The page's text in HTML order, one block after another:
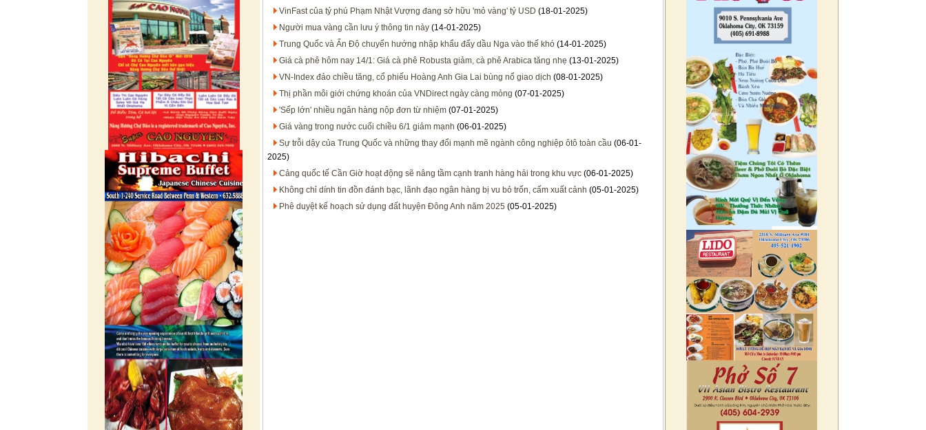
VinFast của tỷ phú Phạm Nhật Vượng đang sở hữu 'mỏ vàng' tỷ USD (18-01-2025)
Người mua vàng cần lưu ý thông tin này (14-01-2025)
Trung Quốc và Ấn Độ chuyển hướng nhập khẩu đẩy dầu Nga vào thế khó (14-01-2025)
Giá cà phê hôm nay 14/1: Giá cà phê Robusta giảm, cà phê Arabica tăng nhẹ (13-01-2025)
VN-Index đảo chiều tăng, cổ phiếu Hoàng Anh Gia Lai bùng nổ giao dịch (08-01-2025)
Thị phần môi giới chứng khoán của VNDirect ngày càng mỏng (07-01-2025)
'Sếp lớn' nhiều ngân hàng nộp đơn từ nhiệm (07-01-2025)
Giá vàng trong nước cuối chiều 6/1 giảm mạnh (06-01-2025)
Sự trỗi dậy của Trung Quốc và những thay đổi mạnh mẽ ngành công nghiệp ôtô toàn cầu (06-01-
2025)
Cảng quốc tế Cần Giờ hoạt động sẽ nâng tầm cạnh tranh hàng hải trong khu vực (06-01-2025)
Không chỉ dính tin đồn đánh bạc, lãnh đạo ngân hàng bị vu bỏ trốn, cấm xuất cảnh (05-01-2025)
Phê duyệt kế hoạch sử dụng đất huyện Đông Anh năm 2025 (05-01-2025)